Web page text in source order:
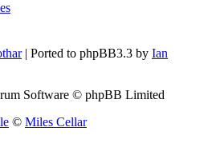
| Ported to phpBB3.3 by Ian
Software © phpBB Limited
© Miles Cellar